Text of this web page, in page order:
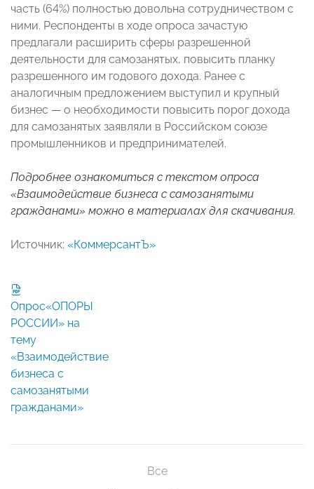
часть (64%) полностью довольна сотрудничеством с
ними. Респонденты в ходе опроса зачастую
предлагали расширить сферы разрешенной
деятельности для самозанятых, повысить планку
разрешенного им годового дохода. Ранее с
аналогичным предложением выступил и крупный
бизнес — о необходимости повысить порог дохода
для самозанятых заявляли в Российском союзе
промышленников и предпринимателей.
Подробнее ознакомиться с текстом опроса
«Взаимодействие бизнеса с самозанятыми
гражданами» можно в материалах для скачивания.
Источник: «КоммерсантЪ»
Опрос«ОПОРЫ
РОССИИ» на
тему
«Взаимодействие
бизнеса с
самозанятыми
гражданами»
Все